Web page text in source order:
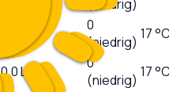
(niedrig)
L/m²
0
(niedrig) 17
0,0L/m²
0
(niedrig) 17